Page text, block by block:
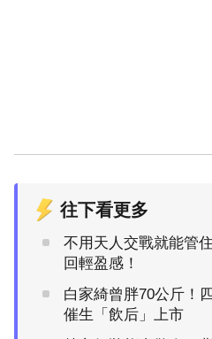
往下看更多
不用天人交戰就能管
回輕盈感！
白家綺曾胖70公斤！
催生「飲后」上市